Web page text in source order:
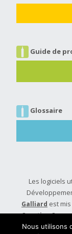
Guide de
Glossaire
Les logiciels
Galliard est
Creative
Nous utilisons